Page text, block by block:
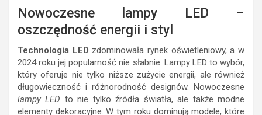
Nowoczesne lampy LED –
oszczędność energii i styl
Technologia LED zdominowała rynek oświetleniowy, a w
2024 roku jej popularność nie słabnie. Lampy LED to wybór,
który oferuje nie tylko niższe zużycie energii, ale również
długowieczność i różnorodność designów. Nowoczesne
lampy LED to nie tylko źródła światła, ale także modne
elementy dekoracyjne. W tym roku dominują modele, które